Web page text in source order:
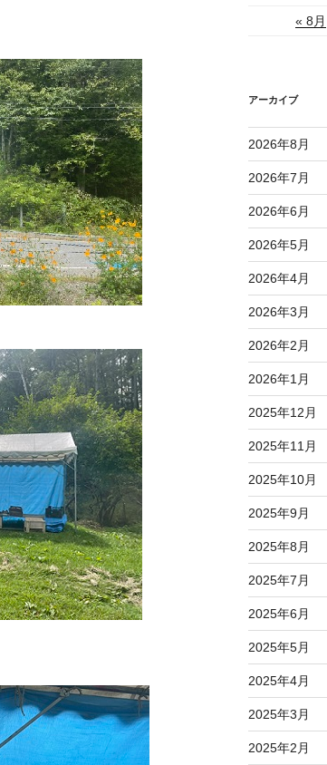
« 8月
アーカイブ
2026年8月
2026年7月
2026年6月
2026年5月
2026年4月
2026年3月
2026年2月
2026年1月
2025年12月
2025年11月
2025年10月
2025年9月
2025年8月
2025年7月
2025年6月
2025年5月
2025年4月
2025年3月
2025年2月